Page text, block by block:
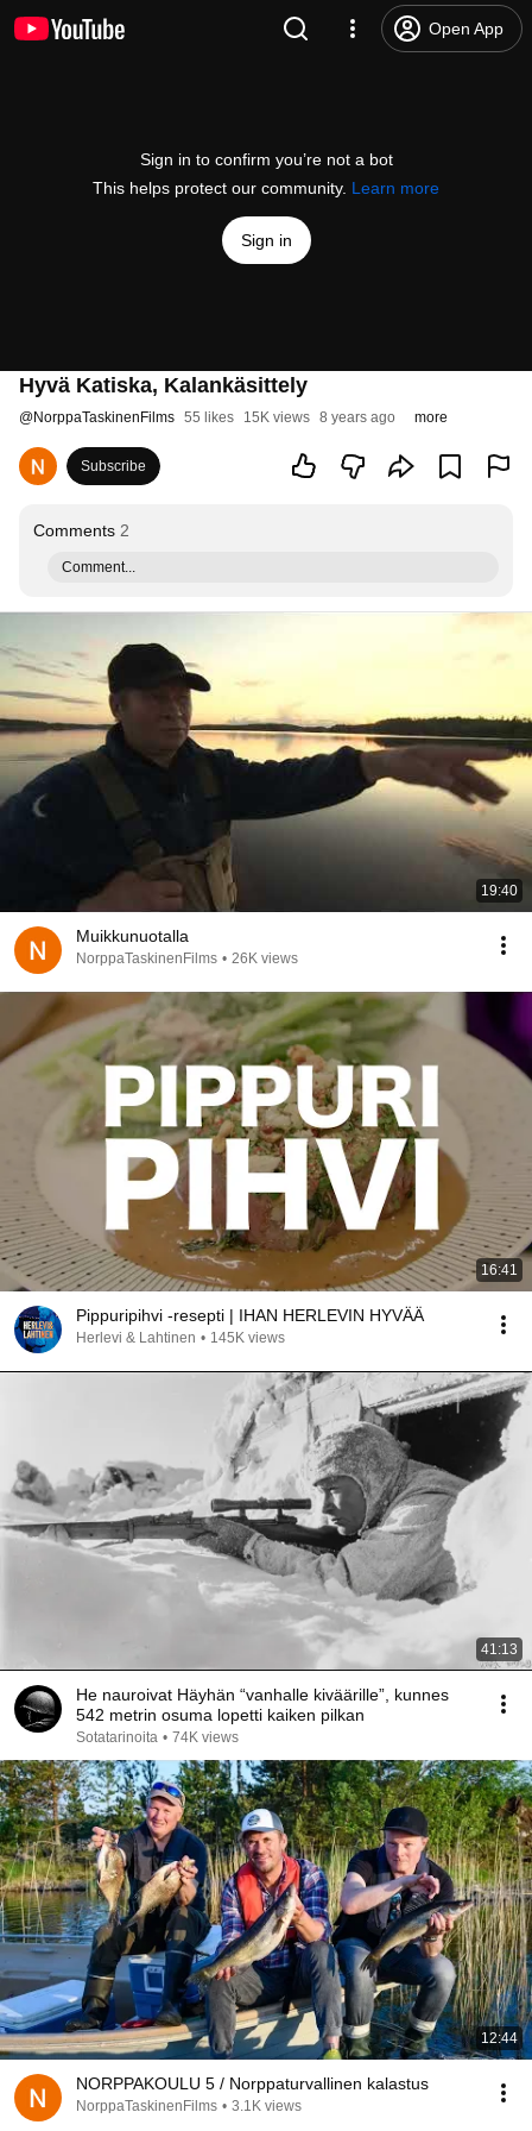
Open App
Sign in to confirm you’re not a bot
This helps protect our community. Learn more
Sign in
Hyvä Katiska, Kalankäsittely
@NorppaTaskinenFilms 55 likes 15K views 8 years ago more
Subscribe
Comments 2
Comment...
19:40
Muikkunuotalla
NorppaTaskinenFilms • 26K views
16:41
Pippuripihvi -resepti | IHAN HERLEVIN HYVÄÄ
Herlevi & Lahtinen • 145K views
41:13
He nauroivat Häyhän “vanhalle kiväärille”, kunnes
542 metrin osuma lopetti kaiken pilkan
Sotatarinoita • 74K views
12:44
NORPPAKOULU 5 / Norppaturvallinen kalastus
NorppaTaskinenFilms • 3.1K views